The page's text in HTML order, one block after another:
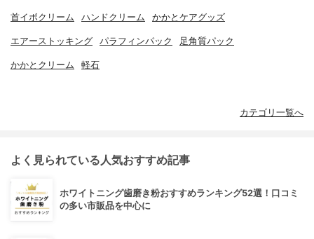
首イボクリーム ハンドクリーム かかとケアグッズ
エアーストッキング パラフィンパック 足角質パック
かかとクリーム 軽石
カテゴリ一覧へ
よく見られている人気おすすめ記事
ホワイトニング歯磨き粉おすすめランキング52選！口コミ
の多い市販品を中心に